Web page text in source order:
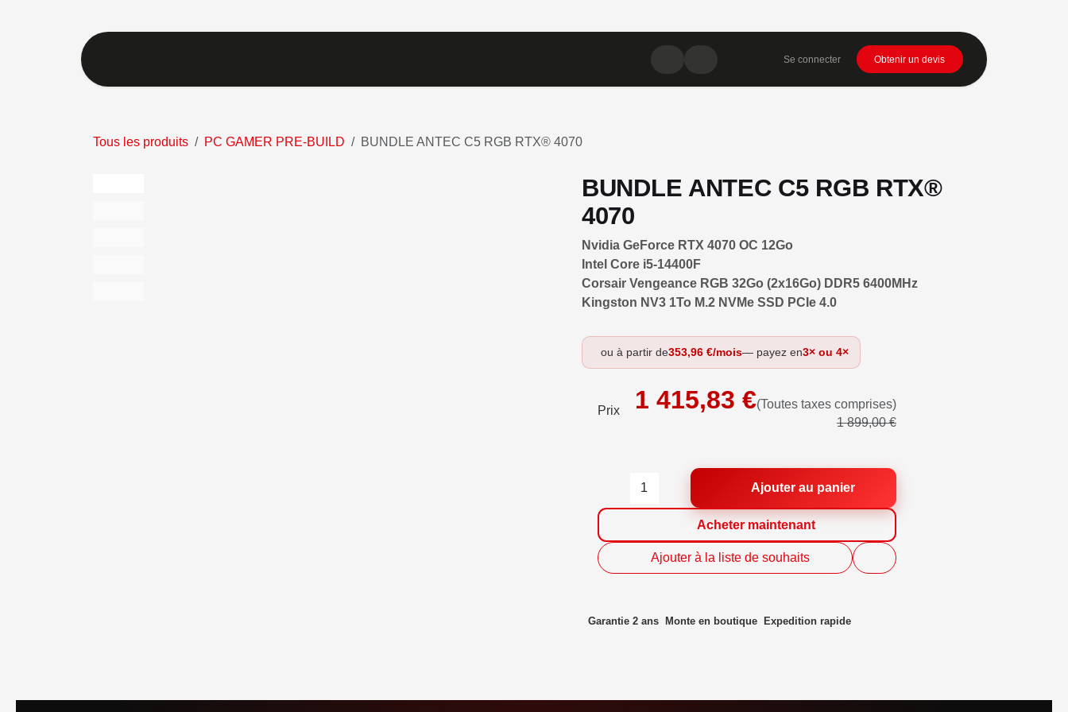
Se connecter Obtenir un devis
Tous les produits PC GAMER PRE-BUILD BUNDLE ANTEC C5 RGB RTX® 4070
BUNDLE ANTEC C5 RGB RTX®
4070
Nvidia GeForce RTX 4070 OC 12Go
Intel Core i5-14400F
Corsair Vengeance RGB 32Go (2x16Go) DDR5 6400MHz
Kingston NV3 1To M.2 NVMe SSD PCIe 4.0
ou à partir de353,96€/mois— payez en3× ou 4×
Ajouter au panier
Acheter maintenant
Ajouter à la liste de souhaits
Prix 1 415,83 €(Toutes taxes comprises)
1 899,00€
Garantie 2 ans Monte en boutique Expedition rapide